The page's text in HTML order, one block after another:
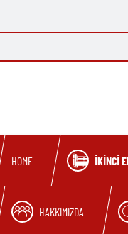
Skip to main
HOME İKINCI
HAKKIMIZDA